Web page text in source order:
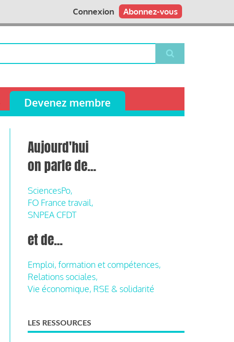
Abonnez-vous
Connexion
Devenez membre
Aujourd'hui
on parle de...
SciencesPo,
FO France travail,
SNPEA CFDT
et de...
Emploi, formation et compétences,
Relations sociales,
Vie économique, RSE & solidarité
LES RESSOURCES